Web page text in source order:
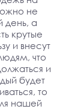
не
день, а
крутые
и внесут
что
и
будет
то
нашей